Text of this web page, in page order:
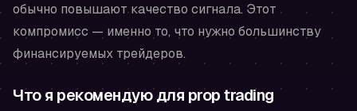
обычно повышают качество сигнала. Этот
компромисс — именно то, что нужно большинству
финансируемых трейдеров.
Что я рекомендую для prop trading